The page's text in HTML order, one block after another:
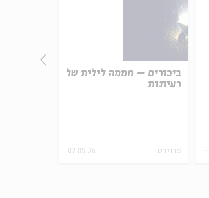
ביכורים – חממה לילית של
רעיונות
פרויקט 07.05.26